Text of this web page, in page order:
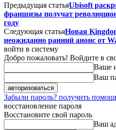
Предыдущая статьяUbisoft
франшизы получат
году
Следующая статьяНовая
неожиданно ранний анонс от
войти в систему
Добро пожаловать! Войдите в
Ваше
Ваш
Забыли пароль? получить
восстановление пароля
Восстановите свой пароль
Ваш